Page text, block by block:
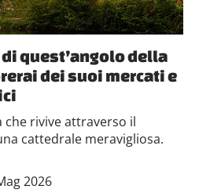
quest’angolo della
dei suoi mercati e
rivive attraverso il
cattedrale meravigliosa.
2026